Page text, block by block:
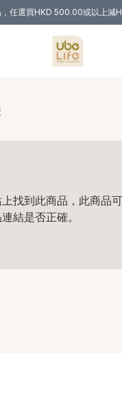
，任選買HKD 500.00或以上減
免運費優惠！（適用於 特定的
找到此商品，此商品可
結是否正確。